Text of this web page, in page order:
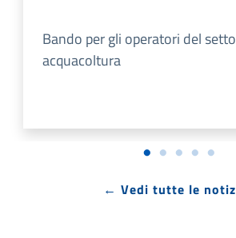
Bando per gli operatori del
acquacoltura
← Vedi tutte le